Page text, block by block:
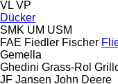
VL VP
Dücker
SMK UM USM
FAE Fiedler Fischer
Gemella
Ghedini Grass-Rol
JF Jansen John Deere